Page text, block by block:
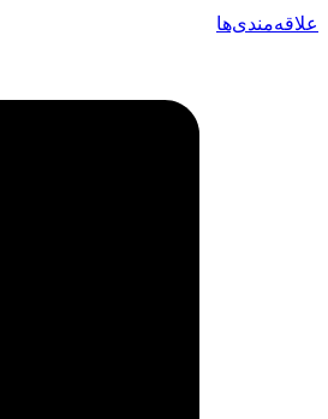
علاقه‌مندی‌ها